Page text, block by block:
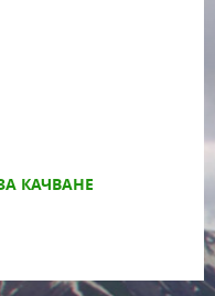
КАЧВАНЕ